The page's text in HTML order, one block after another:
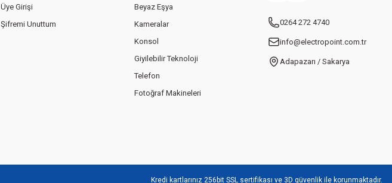
Üye Girişi
Şifremi Unuttum
Beyaz Eşya
Kameralar
Konsol
Giyilebilir Teknoloji
Telefon
Fotoğraf Makineleri
0264 272 4740
info@electropoint.com.tr
Adapazarı / Sakarya
Kredi kartlarınız 256bit SSL sertifikası ve 3D güvenlik ile korunmaktadır.